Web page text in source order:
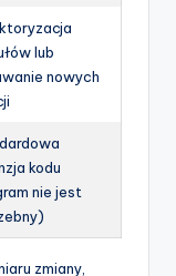
lub
nowych
kodu
nie jest
zmiany,